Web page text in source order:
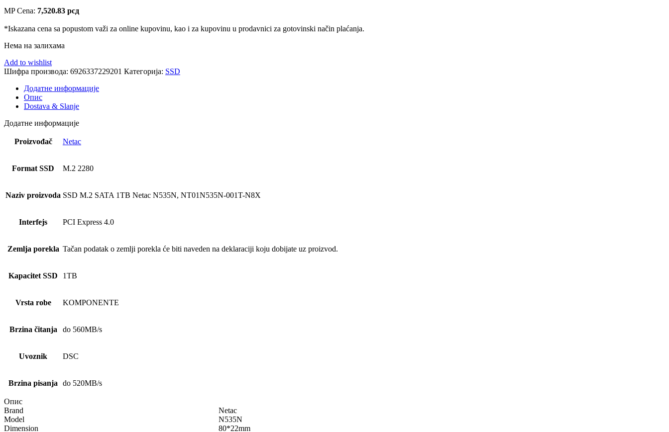
MP Cena: 7,520.83 рсд
*Iskazana cena sa popustom važi za online kupovinu, kao i za kupovinu u prodavnici za gotovinski način plaćanja.
Нема на залихама
Add to wishlist
Шифра производа: 6926337229201 Категорија: SSD
Додатне информације
Опис
Dostava & Slanje
Додатне информације
Proizvođač Netac
Format SSD M.2 2280
Naziv proizvoda SSD M.2 SATA 1TB Netac N535N, NT01N535N-001T-N8X
Interfejs PCI Express 4.0
Zemlja porekla Tačan podatak o zemlji porekla će biti naveden na deklaraciji koju dobijate uz proizvod.
Kapacitet SSD 1TB
Vrsta robe KOMPONENTE
Brzina čitanja do 560MB/s
Uvoznik DSC
Brzina pisanja do 520MB/s
Опис
Brand
Netac
Model
N535N
Dimension
80*22mm